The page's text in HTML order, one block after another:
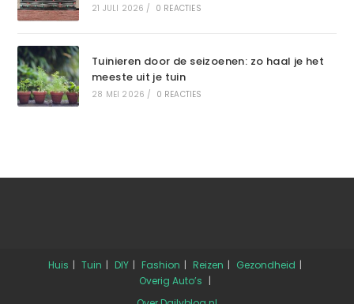
21 JULI 2026 / 0 REACTIES
Tuinieren door de seizoenen: zo haal je het
meeste uit je tuin
28 MEI 2026 / 0 REACTIES
Huis Tuin DIY Fashion Reizen
Gezondheid
Overig Auto’s